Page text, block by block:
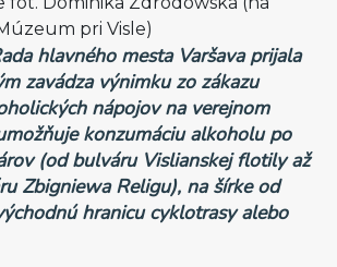
pri Visle)
hlavného mesta Varšava prijala
zavádza výnimku zo zákazu
nápojov na verejnom
konzumáciu alkoholu po
(od bulváru Vislianskej flotily až
Zbigniewa Religu), na šírke od
hranicu cyklotrasy alebo